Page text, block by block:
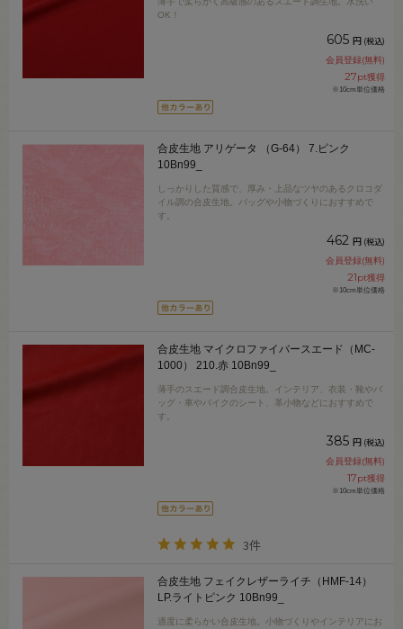
OK！
605 円 (税込)
会員登録(無料)
27pt獲得
※10cm単位価格
合皮生地 アリゲータ （G-64） 7.ピンク
10Bn99_
しっかりした質感で、厚み・上品なツヤのあるクロコダ
イル調の合皮生地。バッグや小物づくりにおすすめで
す。
462 円 (税込)
会員登録(無料)
21pt獲得
※10cm単位価格
合皮生地 マイクロファイバースエード（MC-
1000） 210.赤 10Bn99_
薄手のスエード調合皮生地。インテリア、衣装・靴やバ
ッグ・車やバイクのシート、革小物などにおすすめで
す。
385 円 (税込)
会員登録(無料)
17pt獲得
※10cm単位価格
3件
合皮生地 フェイクレザーライチ（HMF-14）
LP.ライトピンク 10Bn99_
適度に柔らかい合皮生地。小物づくりやインテリアにお